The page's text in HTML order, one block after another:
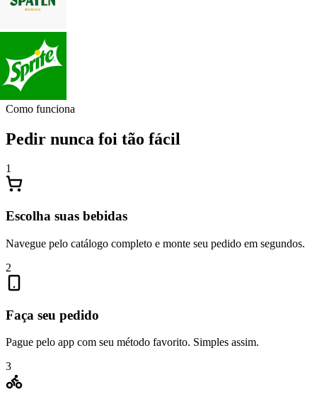
Como funciona
Pedir nunca foi tão fácil
1
Escolha suas bebidas
Navegue pelo catálogo completo e monte seu pedido em segundos.
2
Faça seu pedido
Pague pelo app com seu método favorito. Simples assim.
3